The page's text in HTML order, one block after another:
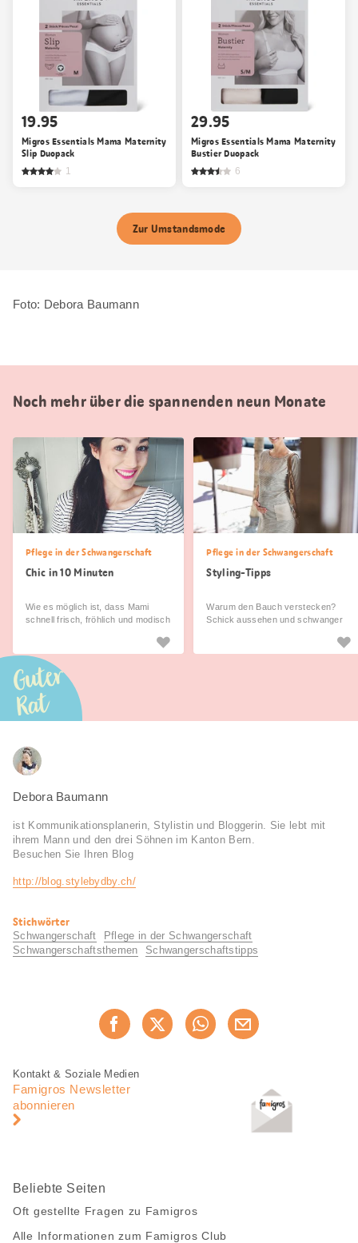
19.95
Migros Essentials Mama Maternity
Slip Duopack
1
29.95
Migros Essentials Mama Maternity
Bustier Duopack
6
Zur Umstandsmode
Foto: Debora Baumann
Noch mehr über die spannenden neun Monate
Pflege in der Schwangerschaft
Chic in 10 Minuten
Wie es möglich ist, dass Mami
schnell frisch, fröhlich und modisch
Pflege in der Schwangerschaft
Styling-Tipps
Warum den Bauch verstecken?
Schick aussehen und schwanger
Guter
Rat
Debora Baumann
ist Kommunikationsplanerin, Stylistin und Bloggerin. Sie lebt mit
ihrem Mann und den drei Söhnen im Kanton Bern.
Besuchen Sie Ihren Blog
http://blog.stylebydby.ch/
Nützliche
Informationen
Stichwörter
Schwangerschaft
Pflege in der Schwangerschaft
Schwangerschaftsthemen
Schwangerschaftstipps
Jetzt weiterempfehlen
Fusszeile
Fusszeile
Navigation
Kontakt & Soziale Medien
Famigros Newsletter
abonnieren
Beliebte Seiten
Oft gestellte Fragen zu Famigros
Alle Informationen zum Famigros Club